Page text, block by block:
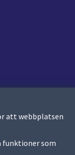
att webbplatsen
funktioner som